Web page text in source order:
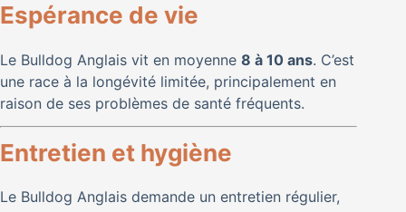
Espérance de vie
Le Bulldog Anglais vit en moyenne 8 à 10 ans. C’est
une race à la longévité limitée, principalement en
raison de ses problèmes de santé fréquents.
Entretien et hygiène
Le Bulldog Anglais demande un entretien régulier,